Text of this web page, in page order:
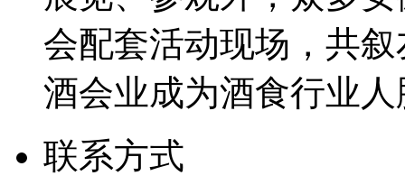
会配套活动现场，共
酒会业成为酒食行业
联系方式